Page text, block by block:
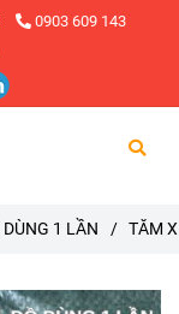
0903 609 143
1 LẦN / TĂM